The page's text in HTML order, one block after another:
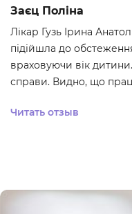
Заєц Поліна
Лікар Гузь Ірина
підійшла до
враховуючи вік
справи. Видно, що
Читать отзыв